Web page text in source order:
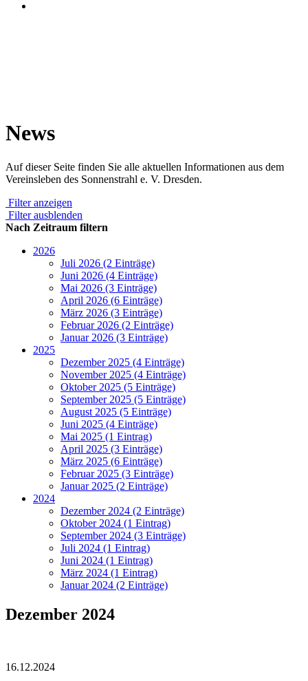
News
Auf dieser Seite finden Sie alle aktuellen Informationen aus dem
Vereinsleben des Sonnenstrahl e. V. Dresden.
Filter anzeigen
Filter ausblenden
Nach Zeitraum filtern
2026
Juli 2026 (2 Einträge)
Juni 2026 (4 Einträge)
Mai 2026 (3 Einträge)
April 2026 (6 Einträge)
März 2026 (3 Einträge)
Februar 2026 (2 Einträge)
Januar 2026 (3 Einträge)
2025
Dezember 2025 (4 Einträge)
November 2025 (4 Einträge)
Oktober 2025 (5 Einträge)
September 2025 (5 Einträge)
August 2025 (5 Einträge)
Juni 2025 (4 Einträge)
Mai 2025 (1 Eintrag)
April 2025 (3 Einträge)
März 2025 (6 Einträge)
Februar 2025 (3 Einträge)
Januar 2025 (2 Einträge)
2024
Dezember 2024 (2 Einträge)
Oktober 2024 (1 Eintrag)
September 2024 (3 Einträge)
Juli 2024 (1 Eintrag)
Juni 2024 (1 Eintrag)
März 2024 (1 Eintrag)
Januar 2024 (2 Einträge)
Dezember 2024
16.12.2024